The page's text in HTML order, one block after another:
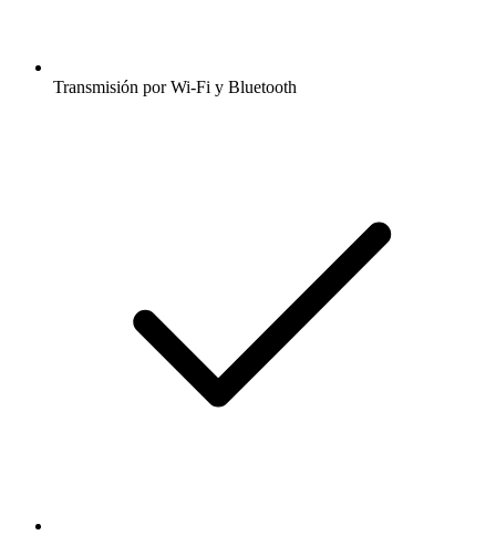
Transmisión por Wi-Fi y Bluetooth